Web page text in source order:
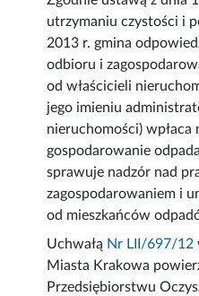
utrzymaniu czystości i
2013 r. gmina
odbioru i
od właścicieli
jego imieniu
nieruchomości) wpłaca
gospodarowanie
sprawuje nadzór nad
zagospodarowaniem i
od mieszkańców
Uchwałą Nr LII/697/12
Miasta Krakowa
Przedsiębiorstwu